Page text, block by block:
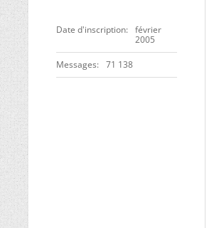
Date d'inscription
février
2005
Messages 71 138